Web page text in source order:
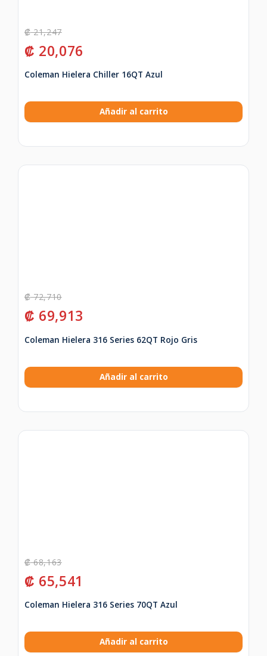
₡21,247
₡ 20,076
Coleman Hielera Chiller 16QT Azul
Añadir al carrito
₡72,710
₡ 69,913
Coleman Hielera 316 Series 62QT Rojo Gris
Añadir al carrito
₡68,163
₡ 65,541
Coleman Hielera 316 Series 70QT Azul
Añadir al carrito